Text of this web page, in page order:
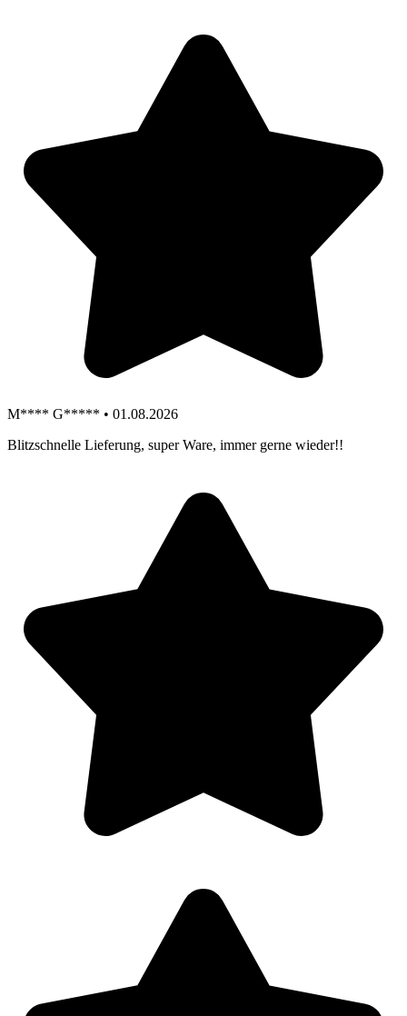
M**** G***** • 01.08.2026
Blitzschnelle Lieferung, super Ware, immer gerne wieder!!